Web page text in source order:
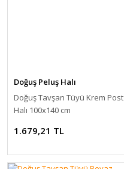
Doğuş Peluş Halı
Doğuş Tavşan Tüyü Krem Post
Halı 100x140 cm
1.679,21 TL